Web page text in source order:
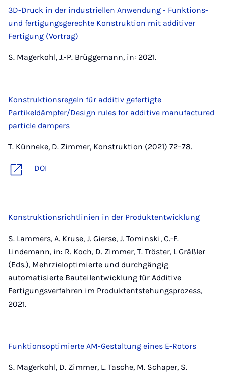
3D-Druck in der industriellen Anwendung - Funktions-
und fertigungsgerechte Konstruktion mit additiver
Fertigung (Vortrag)
S. Magerkohl, J.-P. Brüggemann, in: 2021.
Konstruktionsregeln für additiv gefertigte
Partikeldämpfer/Design rules for additive manufactured
particle dampers
T. Künneke, D. Zimmer, Konstruktion (2021) 72–78.
DOI
Konstruktionsrichtlinien in der Produktentwicklung
S. Lammers, A. Kruse, J. Gierse, J. Tominski, C.-F.
Lindemann, in: R. Koch, D. Zimmer, T. Tröster, I. Gräßler
(Eds.), Mehrzieloptimierte und durchgängig
automatisierte Bauteilentwicklung für Additive
Fertigungsverfahren im Produktentstehungsprozess,
2021.
Funktionsoptimierte AM-Gestaltung eines E-Rotors
S. Magerkohl, D. Zimmer, L. Tasche, M. Schaper, S.